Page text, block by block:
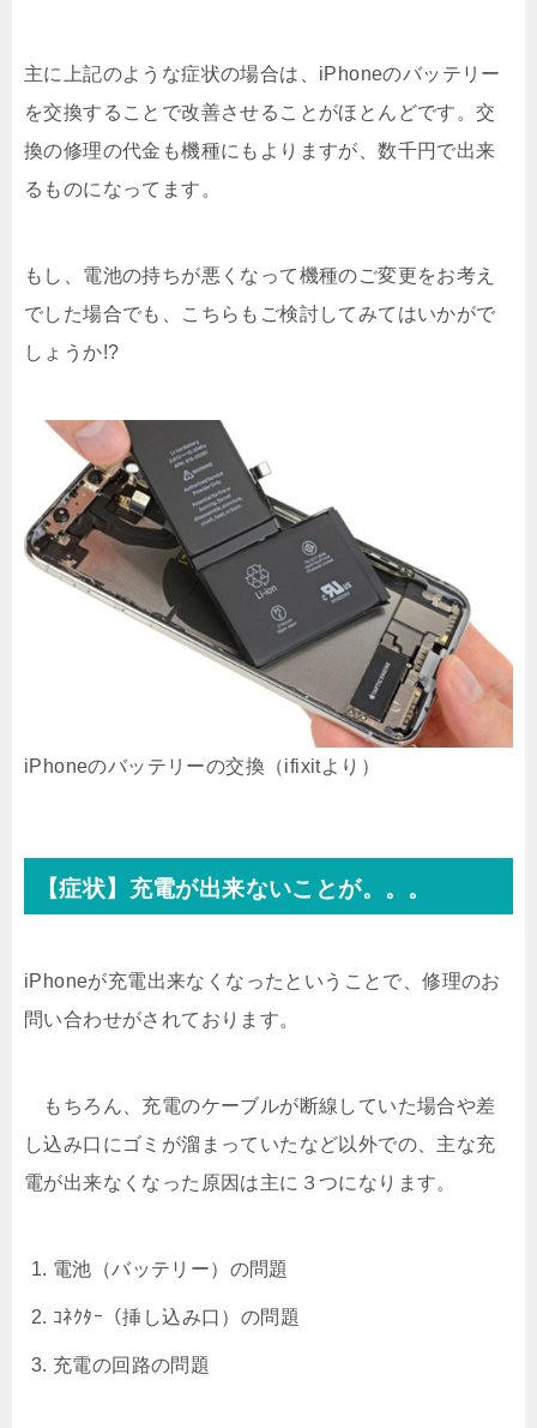
主に上記のような症状の場合は、iPhoneのバッテリー
を交換することで改善させることがほとんどです。交
換の修理の代金も機種にもよりますが、数千円で出来
るものになってます。
もし、電池の持ちが悪くなって機種のご変更をお考え
でした場合でも、こちらもご検討してみてはいかがで
しょうか!?
iPhoneのバッテリーの交換（ifixitより）
【症状】充電が出来ないことが。。。
iPhoneが充電出来なくなったということで、修理のお
問い合わせがされております。
もちろん、充電のケーブルが断線していた場合や差
し込み口にゴミが溜まっていたなど以外での、主な充
電が出来なくなった原因は主に３つになります。
電池（バッテリー）の問題
ｺﾈｸﾀｰ（挿し込み口）の問題
充電の回路の問題